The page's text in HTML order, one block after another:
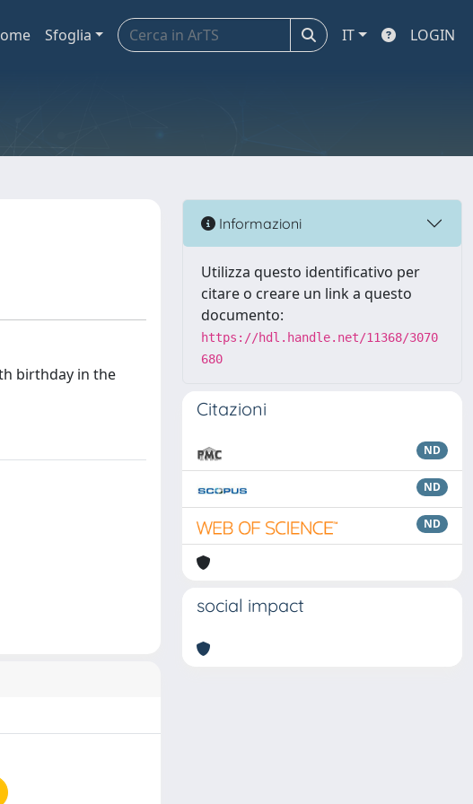
Sfoglia IT LOGIN
birthday in the
Informazioni
Utilizza questo identificativo per
citare o creare un link a questo
documento:
https://hdl.handle.net/11368/3070
680
Citazioni
ND
ND
ND
social impact